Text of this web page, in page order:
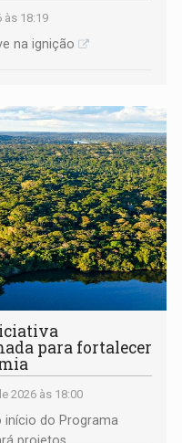
às 18:19
na ignição
para fortalecer
2026 às 18:00
início do Programa